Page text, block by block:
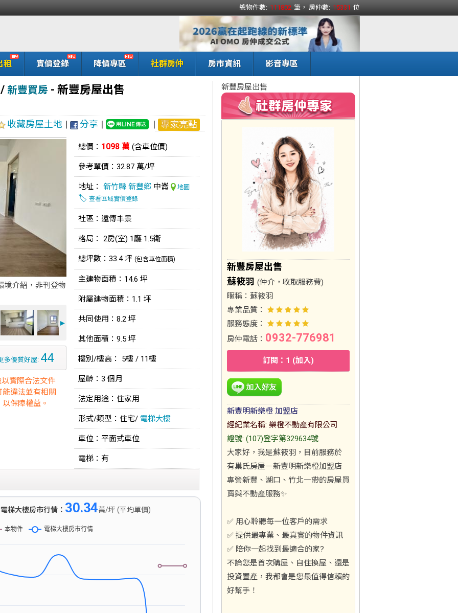
總物件數: 111802 筆， 房仲數: 15331 位
租 實價登錄 降價專區 社群房仲 房市資訊 影音專區
新豐買房 - 新豐房屋出售
收藏房屋土地 | 分享 | | 專家亮點
境介紹，非刊登物
►
多優質好屋: 44
實際合法文件
違法並有相關
保障權益。
總價： 1098 萬 (含車位價)
參考單價：32.87 萬/坪
地址： 新竹縣 新豐鄉 中崙 地圖
🏷️ 查看區域實價登錄
社區：遠傳丰景
格局： 2房(室) 1廳 1.5衛
總坪數：33.4 坪 (包含車位面積)
主建物面積：14.6 坪
附屬建物面積：1.1 坪
共同使用：8.2 坪
其他面積：9.5 坪
樓別/樓高： 5樓 / 11樓
屋齡：3 個月
法定用途：住家用
形式/類型：住宅/ 電梯大樓
車位：平面式車位
電梯：有
電梯大樓房市行情： 30.34萬/坪 (平均單價)
新豐房屋出售
新豐房屋出售
蘇筱羽 (仲介，收取服務費)
暱稱： 蘇筱羽
專業品質：
服務態度：
房仲電話： 0932-776981
訂閱：1 (加入)
新豐明新樂橙 加盟店
經紀業名稱: 樂橙不動產有限公司
證號: (107)登字第329634號
大家好，我是蘇筱羽，目前服務於
有巢氏房屋－新豐明新樂橙加盟店
專營新豐、湖口、竹北一帶的房屋買
賣與不動產服務✨
✅ 用心聆聽每一位客戶的需求
✅ 提供最專業、最真實的物件資訊
✅ 陪你一起找到最適合的家?
不論您是首次購屋、自住換屋、還是
投資置產，我都會是您最值得信賴的
好幫手！